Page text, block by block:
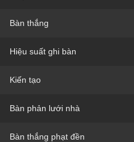
Bàn thắng
Hiệu suất ghi bàn
Kiến tạo
Bàn phản lưới nhà
Bàn thắng phạt đền